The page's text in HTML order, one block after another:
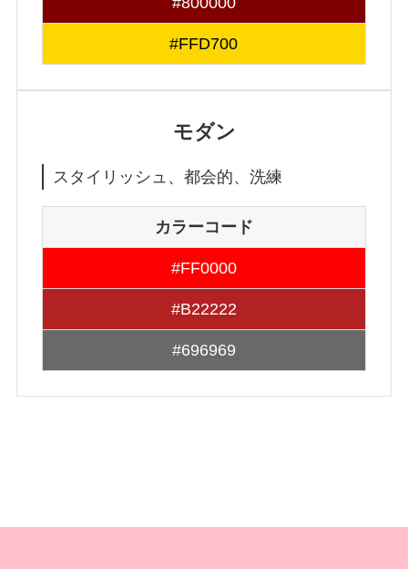
#FFD700
モダン
スタイリッシュ、都会的、洗練
カラーコード
#FF0000
#B22222
#696969